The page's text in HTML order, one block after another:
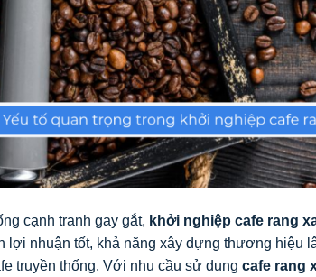
cạnh tranh gay gắt, khởi nghiệp cafe rang
nhuận tốt, khả năng xây dựng thương hiệu
truyền thống. Với nhu cầu sử dụng cafe rang